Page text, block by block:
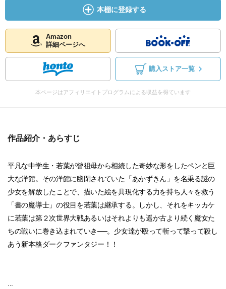
本棚に登録する
Amazon
詳細ページへ
購入ストア一覧
本ページはアフィリエイトプログラムによる収益を得ています
作品紹介・あらすじ
平凡な中学生・若葉が曾祖母から相続した奇妙な形をしたペンと巨
大な洋館。その洋館に幽閉されていた「あかずきん」を名乗る謎の
少女を解放したことで、描いた絵を具現化する力を持ち人々を救う
「書の魔導士」の役目を若葉は継承する。しかし、それをキッカケ
に若葉は第２次世界大戦あるいはそれよりも遥か古より続く魔女た
ちの戦いに巻き込まれていき──。少女達が殴って斬って撃って殺し
あう新本格ダークファンタジー！！